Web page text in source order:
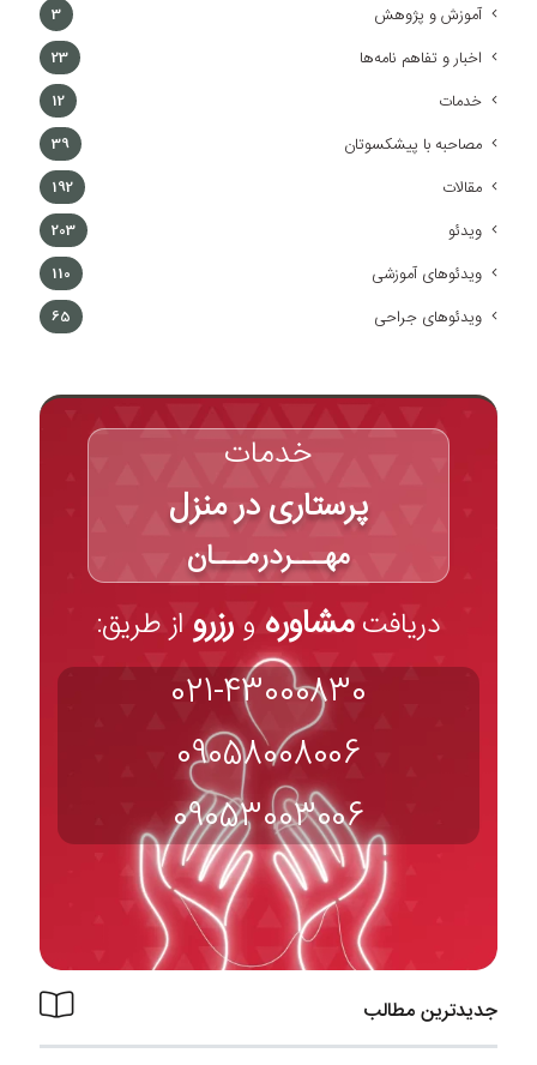
آموزش و پژوهش 3
اخبار و تفاهم نامه‌ها 23
خدمات 12
مصاحبه با پیشکسوتان 39
مقالات 192
ویدئو 203
ویدئوهای آموزشی 110
ویدئوهای جراحی 65
خدمات
پرستاری در منزل
مهـــردرمـــان
دریافتمشاوره و رزرو از طریق:
021-43000830
09058008006
09053003006
جدیدترین مطالب